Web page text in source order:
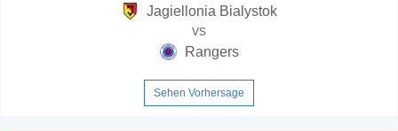
Jagiellonia Bialystok
vs
Rangers
Sehen Vorhersage